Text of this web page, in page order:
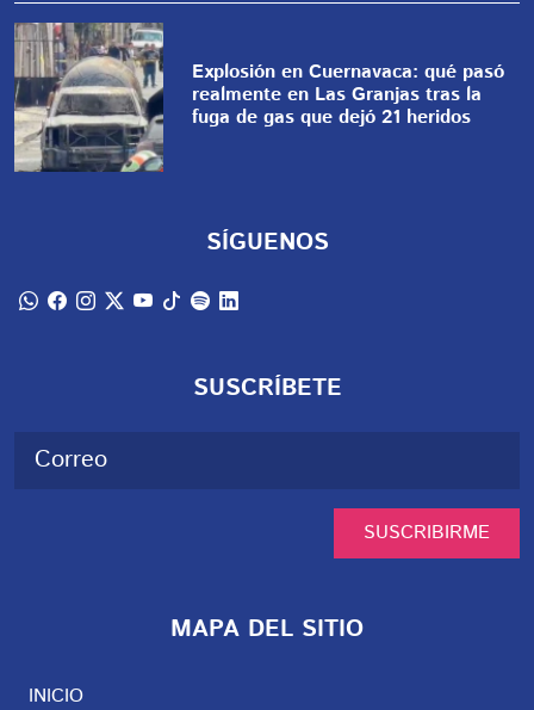
Explosión en Cuernavaca: qué pasó
realmente en Las Granjas tras la
fuga de gas que dejó 21 heridos
SÍGUENOS
SUSCRÍBETE
SUSCRIBIRME
MAPA DEL SITIO
INICIO